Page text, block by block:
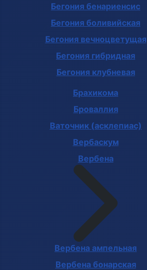
Бегония бенариенсис
Бегония боливийская
Бегония вечноцветущая
Бегония гибридная
Бегония клубневая
Брахикома
Броваллия
Ваточник (асклепиас)
Вербаскум
Вербена
Вербена ампельная
Вербена бонарская